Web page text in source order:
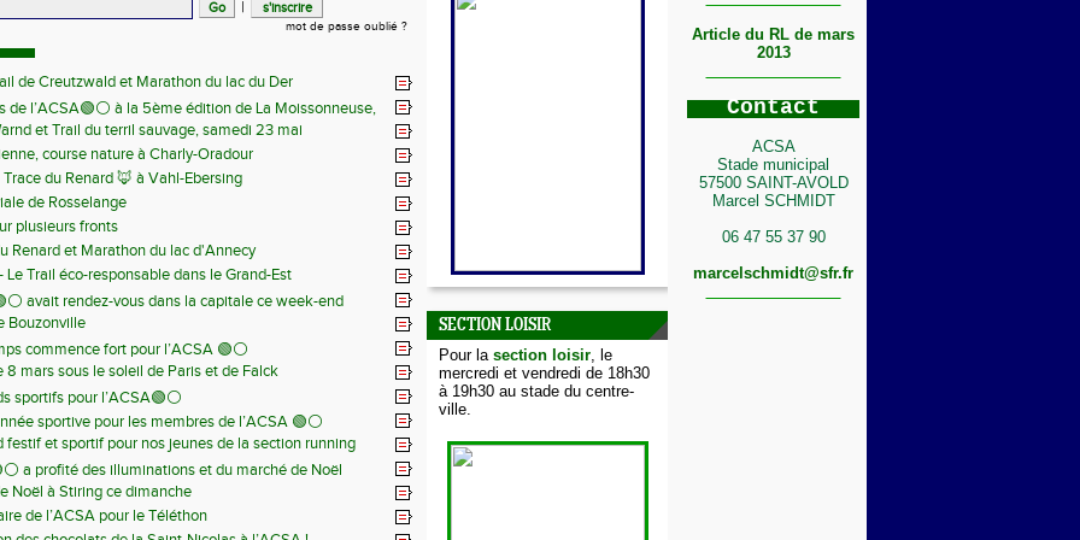
|
mot de passe oublié ?
de Creutzwald et Marathon du lac du Der
de l’ACSA🟢⚪️ à la 5ème édition de La Moissonneuse,
juin et Trail du terril sauvage, samedi 23 mai
course nature à Charly-Oradour
du Renard 🦊 à Vahl-Ebersing
de Rosselange
plusieurs fronts
Renard et Marathon du lac d'Annecy
Le Trail éco-responsable dans le Grand-Est
avait rendez-vous dans la capitale ce week-end
Bouzonville
commence fort pour l’ACSA 🟢⚪️
8 mars sous le soleil de Paris et de Falck
sportifs pour l’ACSA🟢⚪️
sportive pour les membres de l’ACSA 🟢⚪️
festif et sportif pour nos jeunes de la section running
a profité des illuminations et du marché de Noël
Noël à Stiring ce dimanche
de l’ACSA pour le Téléthon
SECTION LOISIR
Pour la section loisir, le
mercredi et vendredi de 18h30
à 19h30 au stade du centre-
ville.
Article du RL de mars
2013
Contact
ACSA
Stade municipal
57500 SAINT-AVOLD
Marcel SCHMIDT
06 47 55 37 90
marcelschmidt@sfr.fr